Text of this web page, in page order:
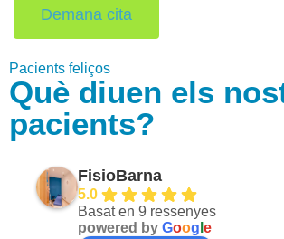
Demana cita
Pacients feliços
Què diuen els
pacients?
FisioBarna
5.0
Basat en 9 ressenyes
powered by Goog e